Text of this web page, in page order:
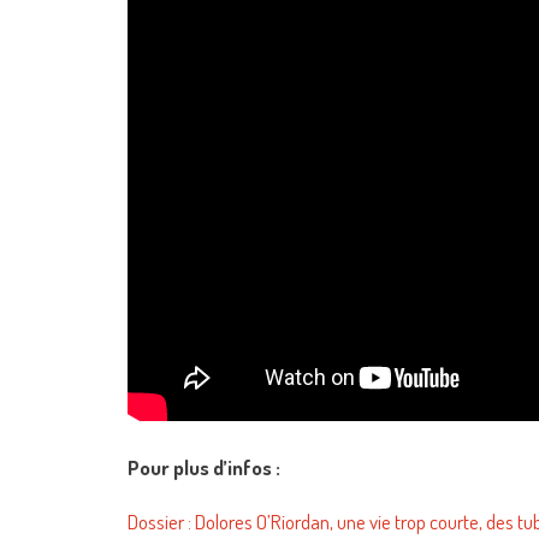
Pour plus d’infos :
Dossier : Dolores O’Riordan, une vie trop courte, des